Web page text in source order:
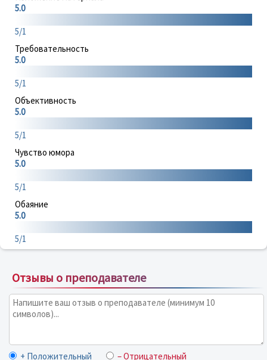
5.0
5/1
Требовательность
5.0
5/1
Объективность
5.0
5/1
Чувство юмора
5.0
5/1
Обаяние
5.0
5/1
Отзывы о преподавателе
+ Положительный – Отрицательный